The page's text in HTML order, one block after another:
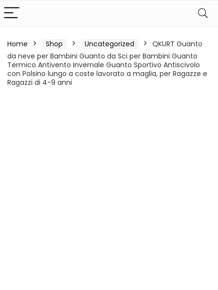
Home Shop Uncategorized
QKURT Guanto
da neve per Bambini Guanto da Sci per Bambini Guanto
Termico Antivento Invernale Guanto Sportivo Antiscivolo
con Polsino lungo a coste lavorato a maglia, per Ragazze e
Ragazzi di 4-9 anni